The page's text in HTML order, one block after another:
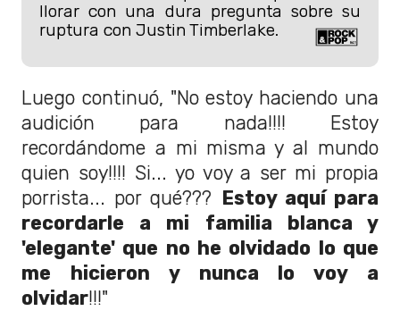
llorar con una dura pregunta sobre su
ruptura con Justin Timberlake.
Luego continuó, "No estoy haciendo una
audición para nada!!!! Estoy
recordándome a mi misma y al mundo
quien soy!!!! Si... yo voy a ser mi propia
porrista... por qué??? Estoy aquí para
recordarle a mi familia blanca y
'elegante' que no he olvidado lo que
me hicieron y nunca lo voy a
olvidar!!!"